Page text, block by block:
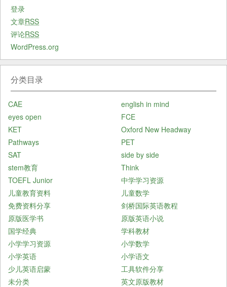
登录
文章RSS
评论RSS
WordPress.org
分类目录
CAE
english in mind
eyes open
FCE
KET
Oxford New Headway
Pathways
PET
SAT
side by side
stem教育
Think
TOEFL Junior
中学学习资源
儿童教育资料
儿童数学
免费资料分享
剑桥国际英语教程
原版医学书
原版英语小说
国学经典
学科教材
小学学习资源
小学数学
小学英语
小学语文
少儿英语启蒙
工具软件分享
未分类
英文原版教材